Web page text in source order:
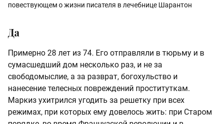
повествующем о жизни писателя в лечебнице Шарантон
Да
Примерно 28 лет из 74. Его отправляли в тюрьму и в
сумасшедший дом несколько раз, и не за
свободомыслие, а за разврат, богохульство и
нанесение телесных повреждений проституткам.
Маркиз ухитрился угодить за решетку при всех
режимах, при которых ему довелось жить: при Старом